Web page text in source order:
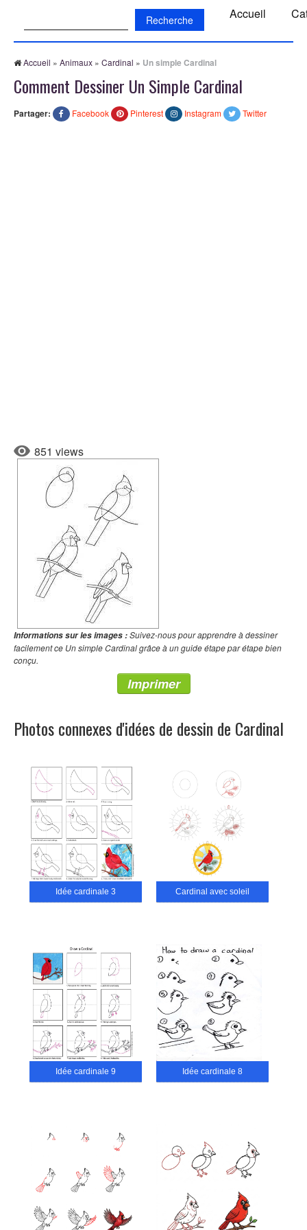
Accueil
Accueil » Animaux » Cardinal » Un simple Cardinal
Comment Dessiner Un Simple Cardinal
Partager: Facebook Pinterest Instagram Twitter
851 views
Informations sur les images :Suivez-nous pour apprendre à dessiner
facilement ce Un simple Cardinal grâce à un guide étape par étape bien
conçu.
Imprimer
Photos connexes d'idées de dessin de Cardinal
Idée cardinale 3 Cardinal avec soleil
Idée cardinale 9 Idée cardinale 8